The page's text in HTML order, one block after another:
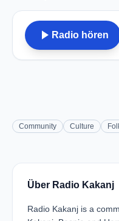
play_arrow Radio hören
Community Culture
Über Radio Kakanj
Radio Kakanj is a